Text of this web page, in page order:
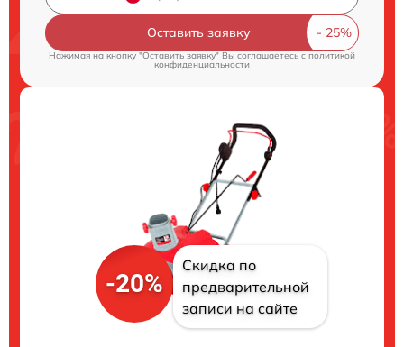
Оставить заявку
Нажимая на кнопку "Оставить заявку" Вы соглашаетесь cполитикой
конфиденциальности
-20%
Скидка по
предварительной
записи на сайте